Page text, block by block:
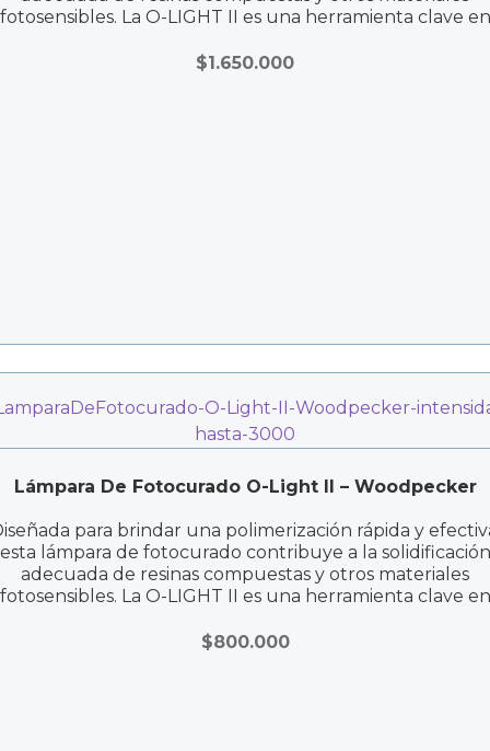
fotosensibles. La O-LIGHT II es una herramienta clave en
duraderos y estéticos.
$1.650.000
Lámpara De Fotocurado O-Light II – Woodpecker
para brindar una polimerización rápida y
esta lámpara de fotocurado contribuye a la solidificación
adecuada de resinas compuestas y otros materiales
fotosensibles. La O-LIGHT II es una herramienta clave en
duraderos y estéticos.
$800.000